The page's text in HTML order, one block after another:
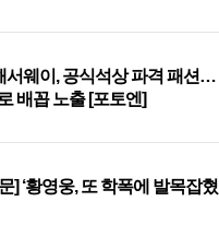
서웨이, 공식석상 파격 패션…
배꼽 노출 [포토엔]
] ‘황영웅, 또 학폭에 발목잡혔